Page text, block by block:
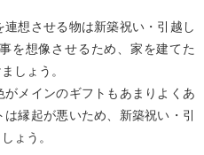
想させる物は新築祝い・引越し
を想像させるため、家を建てた
しょう。
メインのギフトもあまりよくあ
縁起が悪いため、新築祝い・引
ょう。